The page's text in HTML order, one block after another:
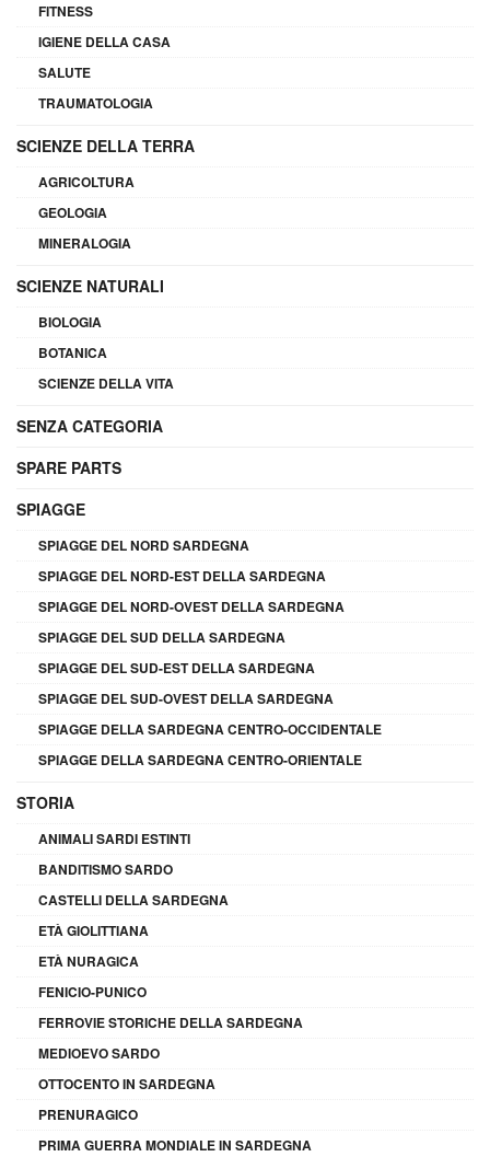
FITNESS
IGIENE DELLA CASA
SALUTE
TRAUMATOLOGIA
SCIENZE DELLA TERRA
AGRICOLTURA
GEOLOGIA
MINERALOGIA
SCIENZE NATURALI
BIOLOGIA
BOTANICA
SCIENZE DELLA VITA
SENZA CATEGORIA
SPARE PARTS
SPIAGGE
SPIAGGE DEL NORD SARDEGNA
SPIAGGE DEL NORD-EST DELLA SARDEGNA
SPIAGGE DEL NORD-OVEST DELLA SARDEGNA
SPIAGGE DEL SUD DELLA SARDEGNA
SPIAGGE DEL SUD-EST DELLA SARDEGNA
SPIAGGE DEL SUD-OVEST DELLA SARDEGNA
SPIAGGE DELLA SARDEGNA CENTRO-OCCIDENTALE
SPIAGGE DELLA SARDEGNA CENTRO-ORIENTALE
STORIA
ANIMALI SARDI ESTINTI
BANDITISMO SARDO
CASTELLI DELLA SARDEGNA
ETÀ GIOLITTIANA
ETÀ NURAGICA
FENICIO-PUNICO
FERROVIE STORICHE DELLA SARDEGNA
MEDIOEVO SARDO
OTTOCENTO IN SARDEGNA
PRENURAGICO
PRIMA GUERRA MONDIALE IN SARDEGNA